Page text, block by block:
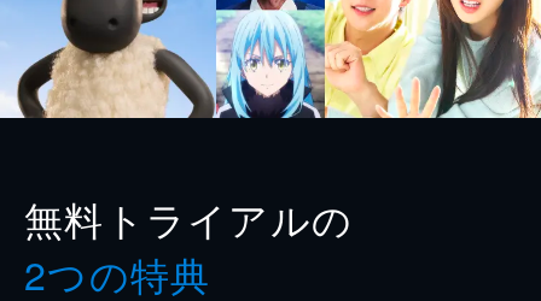
無料トライアルの
2つの特典